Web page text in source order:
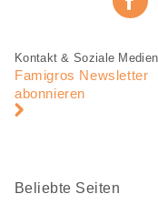
Fusszeile
Fusszeile
Navigation
Kontakt & Soziale Medien
Famigros Newsletter
abonnieren
Beliebte Seiten